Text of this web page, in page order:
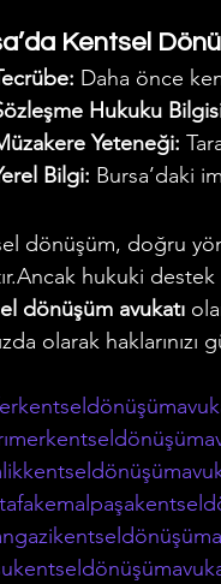
Kentsel
Daha önce
Hukuku
Yeteneği:
Bilgi: Bursa’daki
dönüşüm, doğru
hukuki
dönüşüm avukatı
olarak haklarınızı